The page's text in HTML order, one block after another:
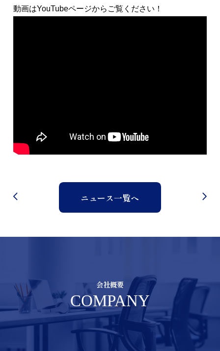
採用企業の方へ 転職希望の方へ
動画はYouTubeページからご覧ください！
ニュース一覧へ
会社概要
COMPANY